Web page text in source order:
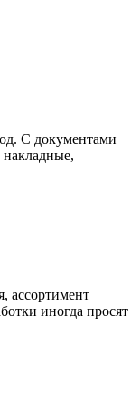
С документами
ассортимент
иногда просят